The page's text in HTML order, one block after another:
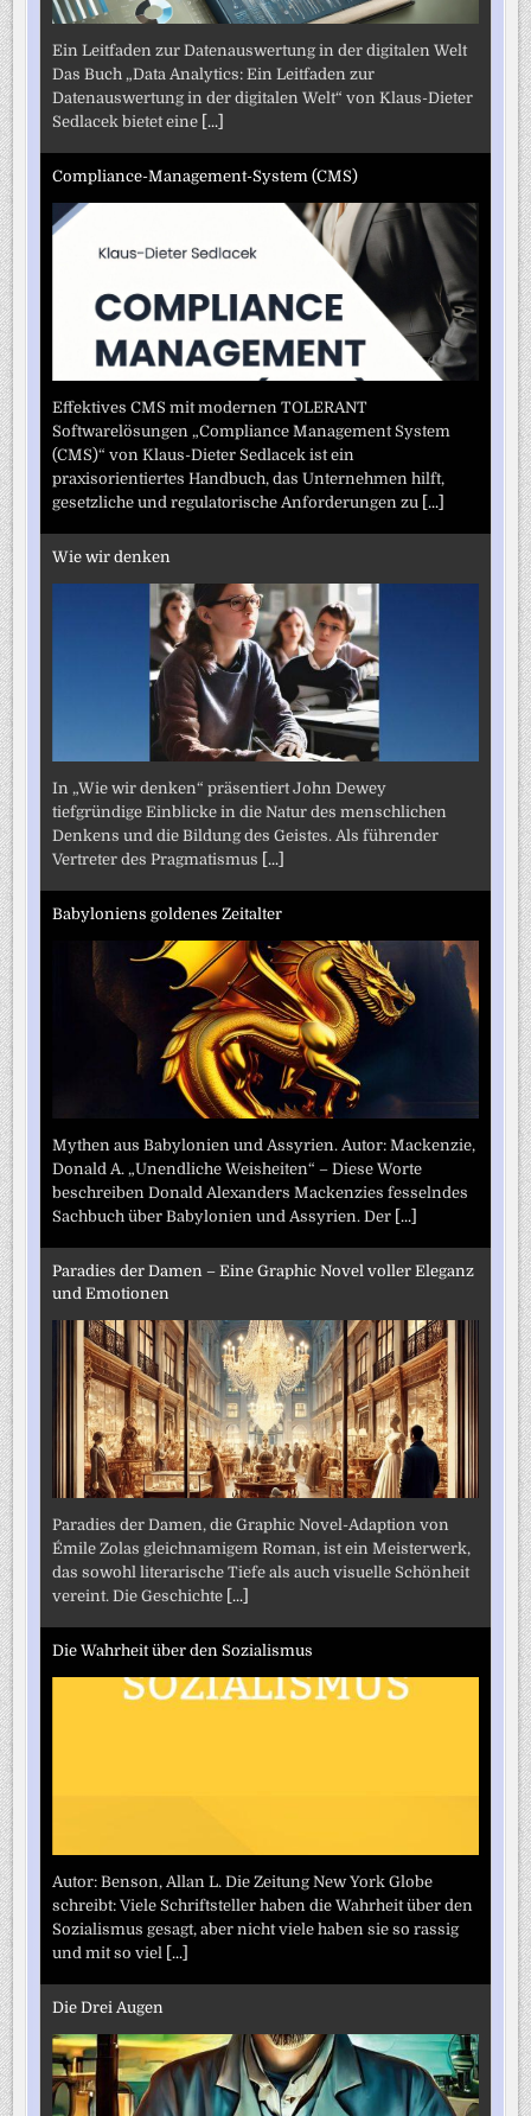
Ein Leitfaden zur Datenauswertung in der digitalen Welt
Das Buch „Data Analytics: Ein Leitfaden zur
Datenauswertung in der digitalen Welt“ von Klaus-Dieter
Sedlacek bietet eine [...]
Compliance-Management-System (CMS)
Effektives CMS mit modernen TOLERANT
Softwarelösungen „Compliance Management System
(CMS)“ von Klaus-Dieter Sedlacek ist ein
praxisorientiertes Handbuch, das Unternehmen hilft,
gesetzliche und regulatorische Anforderungen zu [...]
Wie wir denken
In „Wie wir denken“ präsentiert John Dewey
tiefgründige Einblicke in die Natur des menschlichen
Denkens und die Bildung des Geistes. Als führender
Vertreter des Pragmatismus [...]
Babyloniens goldenes Zeitalter
Mythen aus Babylonien und Assyrien. Autor: Mackenzie,
Donald A. „Unendliche Weisheiten“ – Diese Worte
beschreiben Donald Alexanders Mackenzies fesselndes
Sachbuch über Babylonien und Assyrien. Der [...]
Paradies der Damen – Eine Graphic Novel voller Eleganz
und Emotionen
Paradies der Damen, die Graphic Novel-Adaption von
Émile Zolas gleichnamigem Roman, ist ein Meisterwerk,
das sowohl literarische Tiefe als auch visuelle Schönheit
vereint. Die Geschichte [...]
Die Wahrheit über den Sozialismus
Autor: Benson, Allan L. Die Zeitung New York Globe
schreibt: Viele Schriftsteller haben die Wahrheit über den
Sozialismus gesagt, aber nicht viele haben sie so rassig
und mit so viel [...]
Die Drei Augen